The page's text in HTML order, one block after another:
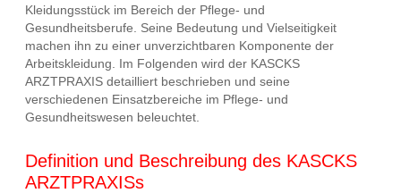
Kleidungsstück im Bereich der Pflege- und
Gesundheitsberufe. Seine Bedeutung und Vielseitigkeit
machen ihn zu einer unverzichtbaren Komponente der
Arbeitskleidung. Im Folgenden wird der KASCKS
ARZTPRAXIS detailliert beschrieben und seine
verschiedenen Einsatzbereiche im Pflege- und
Gesundheitswesen beleuchtet.
Definition und Beschreibung des KASCKS
ARZTPRAXISs